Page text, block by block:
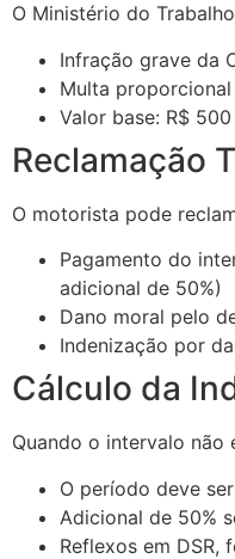
O Ministério do
Infração grave da
Multa
Valor base: R$
Reclamação
O motorista pode
Pagamento do
adicional de 50%)
Dano moral pelo
Indenização por
Cálculo da
Quando o intervalo não
O período deve
Adicional de 50%
Reflexos em DSR,